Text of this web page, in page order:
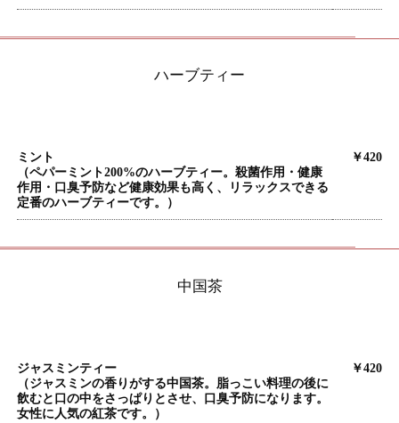
ハーブティー
ミント
（ペパーミント200%のハーブティー。殺菌作用・健康
作用・口臭予防など健康効果も高く、リラックスできる
定番のハーブティーです。）
￥420
中国茶
ジャスミンティー
（ジャスミンの香りがする中国茶。脂っこい料理の後に
飲むと口の中をさっぱりとさせ、口臭予防になります。
女性に人気の紅茶です。）
￥420